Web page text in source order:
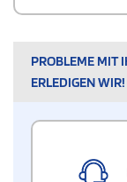
PROBLEME MIT
ERLEDIGEN WIR!